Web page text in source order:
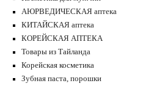
АЮРВЕДИЧЕСКАЯ аптека
КИТАЙСКАЯ аптека
КОРЕЙСКАЯ АПТЕКА
Товары из Тайланда
Корейская косметика
Зубная паста, порошки